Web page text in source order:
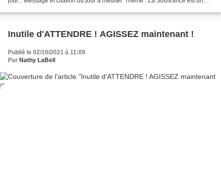
Inutile d'ATTENDRE ! AGISSEZ maintenant !
Publié le 02/10/2021 à 11:09
Par Nathy LaBell